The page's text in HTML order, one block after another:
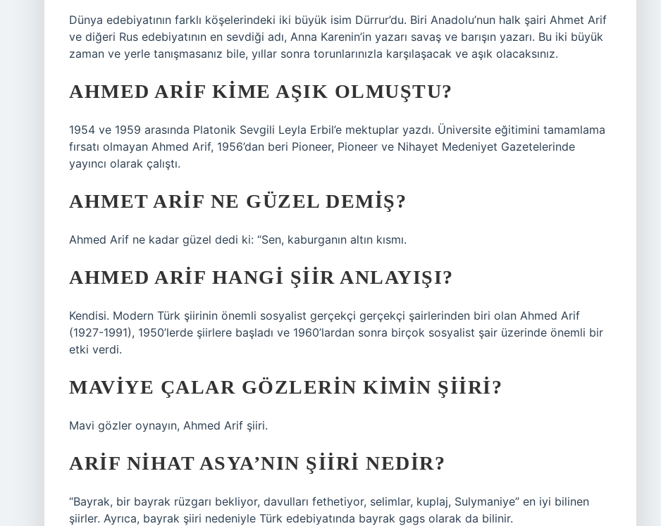
Dünya edebiyatının farklı köşelerindeki iki büyük isim Dürrur’du. Biri Anadolu’nun halk şairi Ahmet Arif
ve diğeri Rus edebiyatının en sevdiği adı, Anna Karenin’in yazarı savaş ve barışın yazarı. Bu iki büyük
zaman ve yerle tanışmasanız bile, yıllar sonra torunlarınızla karşılaşacak ve aşık olacaksınız.
AHMED ARIF KIME AŞIK OLMUŞTU?
1954 ve 1959 arasında Platonik Sevgili Leyla Erbil’e mektuplar yazdı. Üniversite eğitimini tamamlama
fırsatı olmayan Ahmed Arif, 1956’dan beri Pioneer, Pioneer ve Nihayet Medeniyet Gazetelerinde
yayıncı olarak çalıştı.
AHMET ARIF NE GÜZEL DEMIŞ?
Ahmed Arif ne kadar güzel dedi ki: “Sen, kaburganın altın kısmı.
AHMED ARIF HANGI ŞIIR ANLAYIŞI?
Kendisi. Modern Türk şiirinin önemli sosyalist gerçekçi gerçekçi şairlerinden biri olan Ahmed Arif
(1927-1991), 1950’lerde şiirlere başladı ve 1960’lardan sonra birçok sosyalist şair üzerinde önemli bir
etki verdi.
MAVIYE ÇALAR GÖZLERIN KIMIN ŞIIRI?
Mavi gözler oynayın, Ahmed Arif şiiri.
ARIF NIHAT ASYA’NIN ŞIIRI NEDIR?
“Bayrak, bir bayrak rüzgarı bekliyor, davulları fethetiyor, selimlar, kuplaj, Sulymaniye” en iyi bilinen
şiirler. Ayrıca, bayrak şiiri nedeniyle Türk edebiyatında bayrak gags olarak da bilinir.